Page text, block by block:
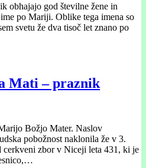
god številne žene in
po Mariji. Oblike tega imena so
svetu že dva tisoč let znano po
Mati – praznik
Božjo Mater. Naslov
pobožnost naklonila že v 3.
cerkveni zbor v Niceji leta 431, ki je